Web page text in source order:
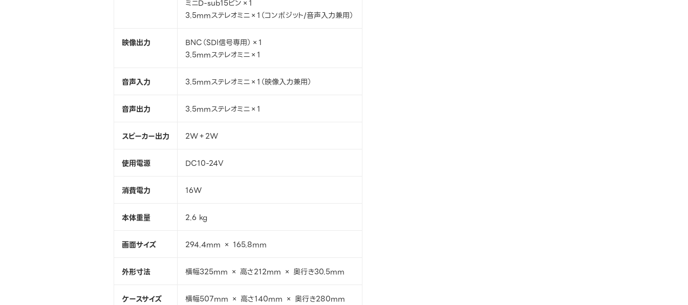
ミニD-sub15ピン×1
3.5mmステレオミニ×1（コンポジット/音声入力兼用）
映像出力
BNC（SDI信号専用）×1
3.5mmステレオミニ×1
音声入力 3.5mmステレオミニ×1（映像入力兼用）
音声出力 3.5mmステレオミニ×1
スピーカー出力 2W＋2W
使用電源 DC10-24V
消費電力 16W
本体重量 2.6 kg
画面サイズ 294.4mm × 165.8mm
外形寸法 横幅325mm × 高さ212mm × 奥行き30.5mm
ケースサイズ 横幅507mm × 高さ140mm × 奥行き280mm